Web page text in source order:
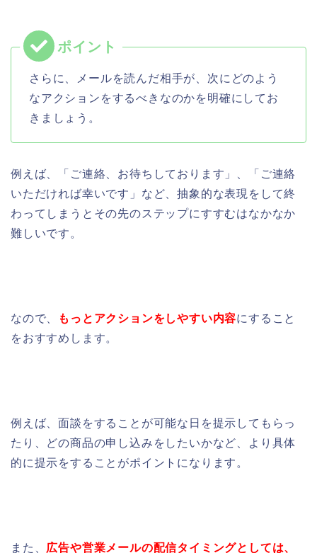
さらに、メールを読んだ相手が、次にどのよう
なアクションをするべきなのかを明確にしてお
きましょう。
例えば、「ご連絡、お待ちしております 」、「ご連絡
いただければ幸いです」など、抽象的な表現をして終
わってしまうとその先のステップにすすむはなかなか
難しいです。
なので、 もっとアクションをしやすい内容にすること
をおすすめします。
例えば、面談をすることが可能な日を提示してもらっ
たり、どの商品の申し込みをしたいかなど、より具体
的に提示をすることがポイントになります。
また、 広告や営業メールの配信タイミングとしては、